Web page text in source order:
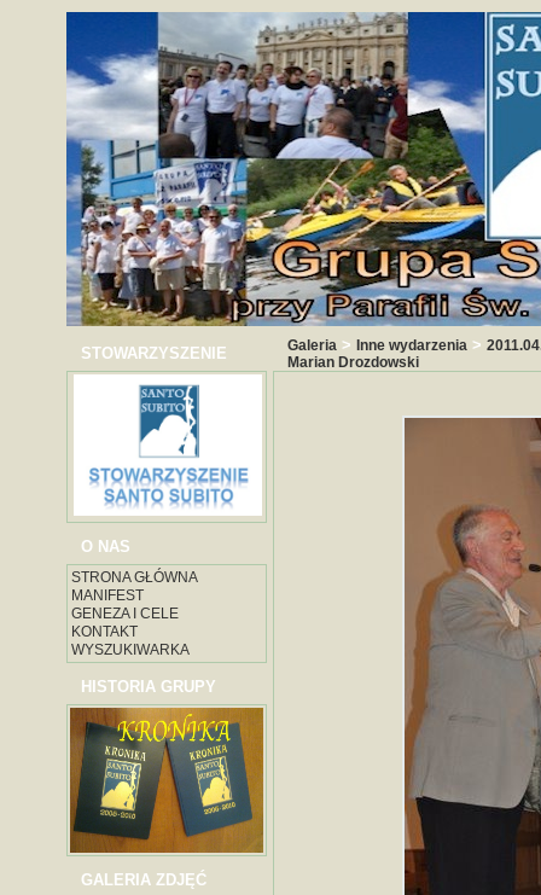
STOWARZYSZENIE
O NAS
STRONA GŁÓWNA
MANIFEST
GENEZA I CELE
KONTAKT
WYSZUKIWARKA
HISTORIA GRUPY
GALERIA ZDJĘĆ
Galeria > Inne wydarzenia >
Marian Drozdowski